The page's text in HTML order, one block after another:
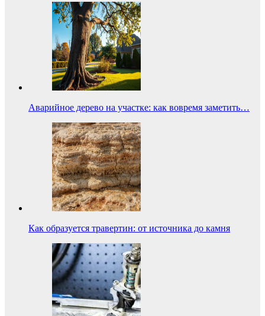
Аварийное дерево на участке: как вовремя заметить…
Как образуется травертин: от источника до камня